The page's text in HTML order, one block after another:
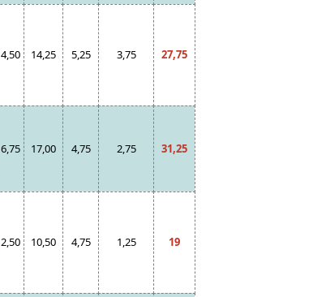
4,50 14,25 5,25 3,75 27,75
6,75 17,00 4,75 2,75 31,25
2,50 10,50 4,75 1,25 19